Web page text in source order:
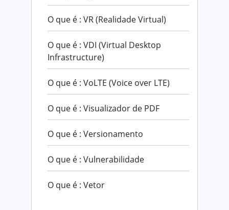
O que é : VR (Realidade Virtual)
O que é : VDI (Virtual Desktop
Infrastructure)
O que é : VoLTE (Voice over LTE)
O que é : Visualizador de PDF
O que é : Versionamento
O que é : Vulnerabilidade
O que é : Vetor